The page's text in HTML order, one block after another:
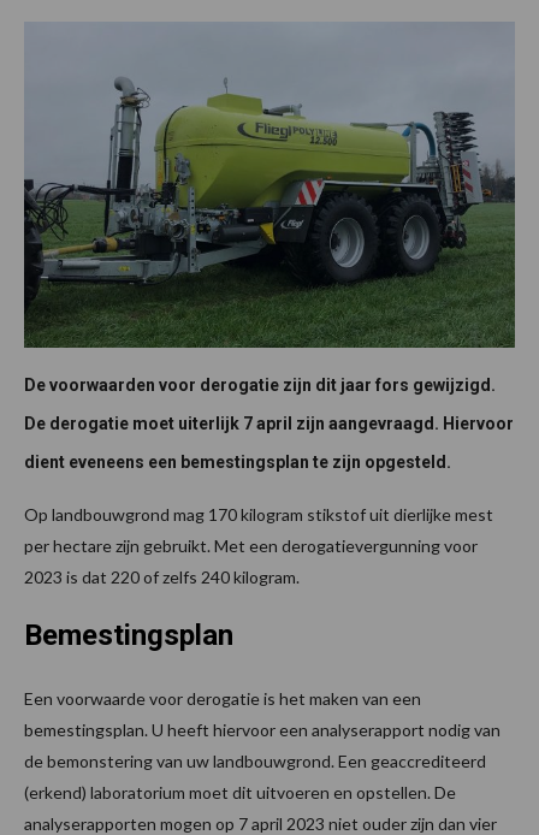
De voorwaarden voor derogatie zijn dit jaar fors gewijzigd.
De derogatie moet uiterlijk 7 april zijn aangevraagd. Hiervoor
dient eveneens een bemestingsplan te zijn opgesteld.
Op landbouwgrond mag 170 kilogram stikstof uit dierlijke mest
per hectare zijn gebruikt. Met een derogatievergunning voor
2023 is dat 220 of zelfs 240 kilogram.
Bemestingsplan
Een voorwaarde voor derogatie is het maken van een
bemestingsplan. U heeft hiervoor een analyserapport nodig van
de bemonstering van uw landbouwgrond. Een geaccrediteerd
(erkend) laboratorium moet dit uitvoeren en opstellen. De
analyserapporten mogen op 7 april 2023 niet ouder zijn dan vier